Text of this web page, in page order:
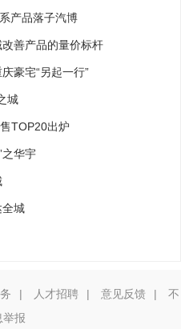
产品落子汽博
善产品的量价标杆
豪宅“另起一行”
城
TOP20出炉
之华宇
全城
| 人才招聘 | 意见反馈 |
不
举报